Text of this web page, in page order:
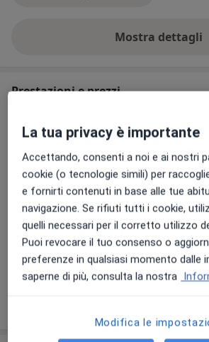
Mostra dettagli
Prestazioni e prezzi
150 € Dettagli
Colonscopia con sedazione
Dettagli
Gastroscopia con sedazione
Dettagli
La tua privacy è importante
Accettando, consenti a noi e ai nostri
cookie (o tecnologie simili) per
e fornirti contenuti in base alle tue
navigazione. Se rifiuti tutti i cookie,
quelli necessari per il corretto utilizzo
Puoi revocare il tuo consenso o
preferenze in qualsiasi momento dalle
saperne di più, consulta la nostra
Modifica le